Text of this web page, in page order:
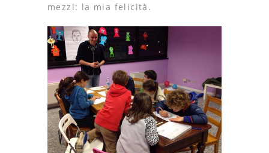
mezzi: la mia felicità.